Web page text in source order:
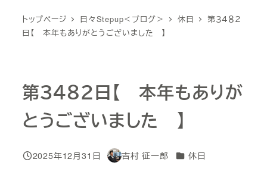
トップページ 日々Stepup＜ブログ＞ 休日
第３４８２
日【 本年もありがとうございました 】
第３４８２日【 本年もありが
とうございました 】
投稿日
2025年12月31日
著
吉村 征一郎 カテゴリー
休日